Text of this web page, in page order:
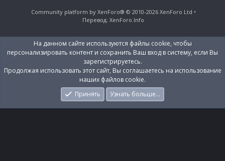
Community platform by XenForo® © 2010-2026 XenForo Ltd
Перевод: XenForo.Info
На данном сайте используются файлы cookie, чтобы
персонализировать контент и сохранить Ваш вход в систему, если Вы
зарегистрируетесь.
Продолжая использовать этот сайт, Вы соглашаетесь на использование
наших файлов cookie.
Принять
Узнать больше…